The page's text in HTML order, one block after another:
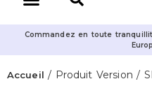
Commandez en toute
Accueil / Produit Version /